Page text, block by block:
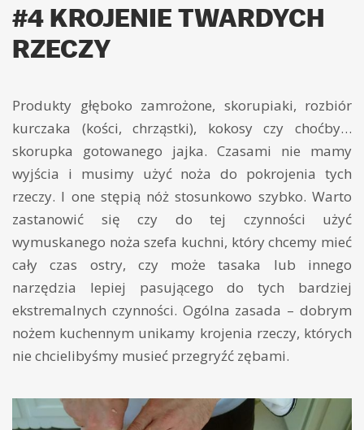
#4 KROJENIE TWARDYCH
RZECZY
Produkty głęboko zamrożone, skorupiaki, rozbiór
kurczaka (kości, chrząstki), kokosy czy choćby…
skorupka gotowanego jajka. Czasami nie mamy
wyjścia i musimy użyć noża do pokrojenia tych
rzeczy. I one stępią nóż stosunkowo szybko. Warto
zastanowić się czy do tej czynności użyć
wymuskanego noża szefa kuchni, który chcemy mieć
cały czas ostry, czy może tasaka lub innego
narzędzia lepiej pasującego do tych bardziej
ekstremalnych czynności. Ogólna zasada – dobrym
nożem kuchennym unikamy krojenia rzeczy, których
nie chcielibyśmy musieć przegryźć zębami.